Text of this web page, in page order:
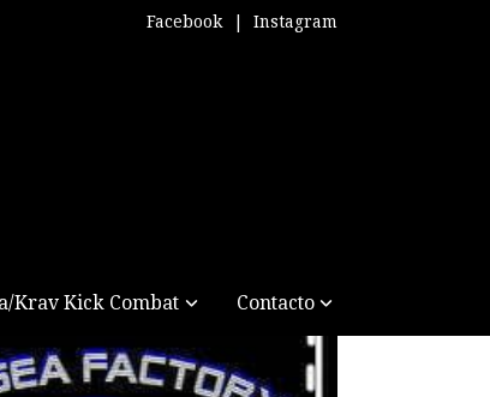
Facebook Instagram
Krav Kick Combat Contacto